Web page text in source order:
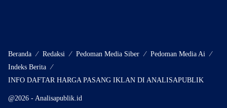
Beranda Redaksi Pedoman Media Siber
Pedoman Media Ai
Indeks Berita
INFO DAFTAR HARGA PASANG IKLAN DI ANALISAPUBLIK
@2026 - Analisapublik.id